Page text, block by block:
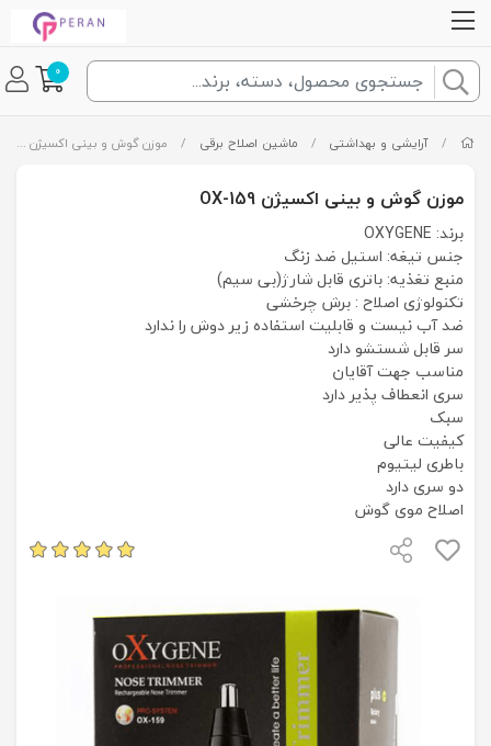
0
/ آرایشی و بهداشتی / ماشین اصلاح برقی / موزن گوش و بینی اکسیژن OX-159
موزن گوش و بینی اکسیژن OX-159
برند: OXYGENE
جنس تیغه: استیل ضد زنگ
منبع تغذیه: باتری قابل شارژ(بی سیم)
تکنولوژی اصلاح : برش چرخشی
ضد آب نیست و قابلیت استفاده زیر دوش را ندارد
سر قابل شستشو دارد
مناسب جهت آقایان
سری انعطاف پذیر دارد
سبک
کیفیت عالی
باطری لیتیوم
دو سری دارد
اصلاح موی گوش